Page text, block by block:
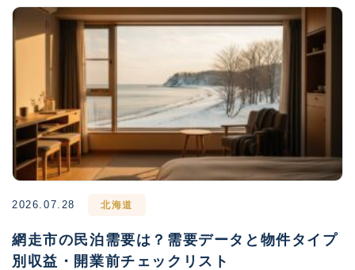
2026.07.28 北海道
網走市の民泊需要は？需要データと物件タイプ
別収益・開業前チェックリスト